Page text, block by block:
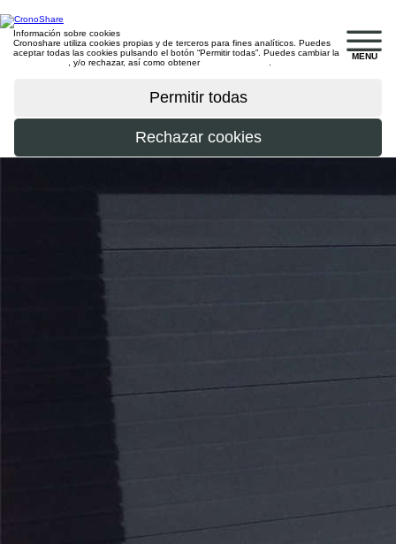
MENU
Información sobre cookies
Cronoshare utiliza cookies propias y de terceros para fines analíticos. Puedes
aceptar todas las cookies pulsando el botón “Permitir todas”. Puedes cambiar la
, y/o rechazar, así como obtener